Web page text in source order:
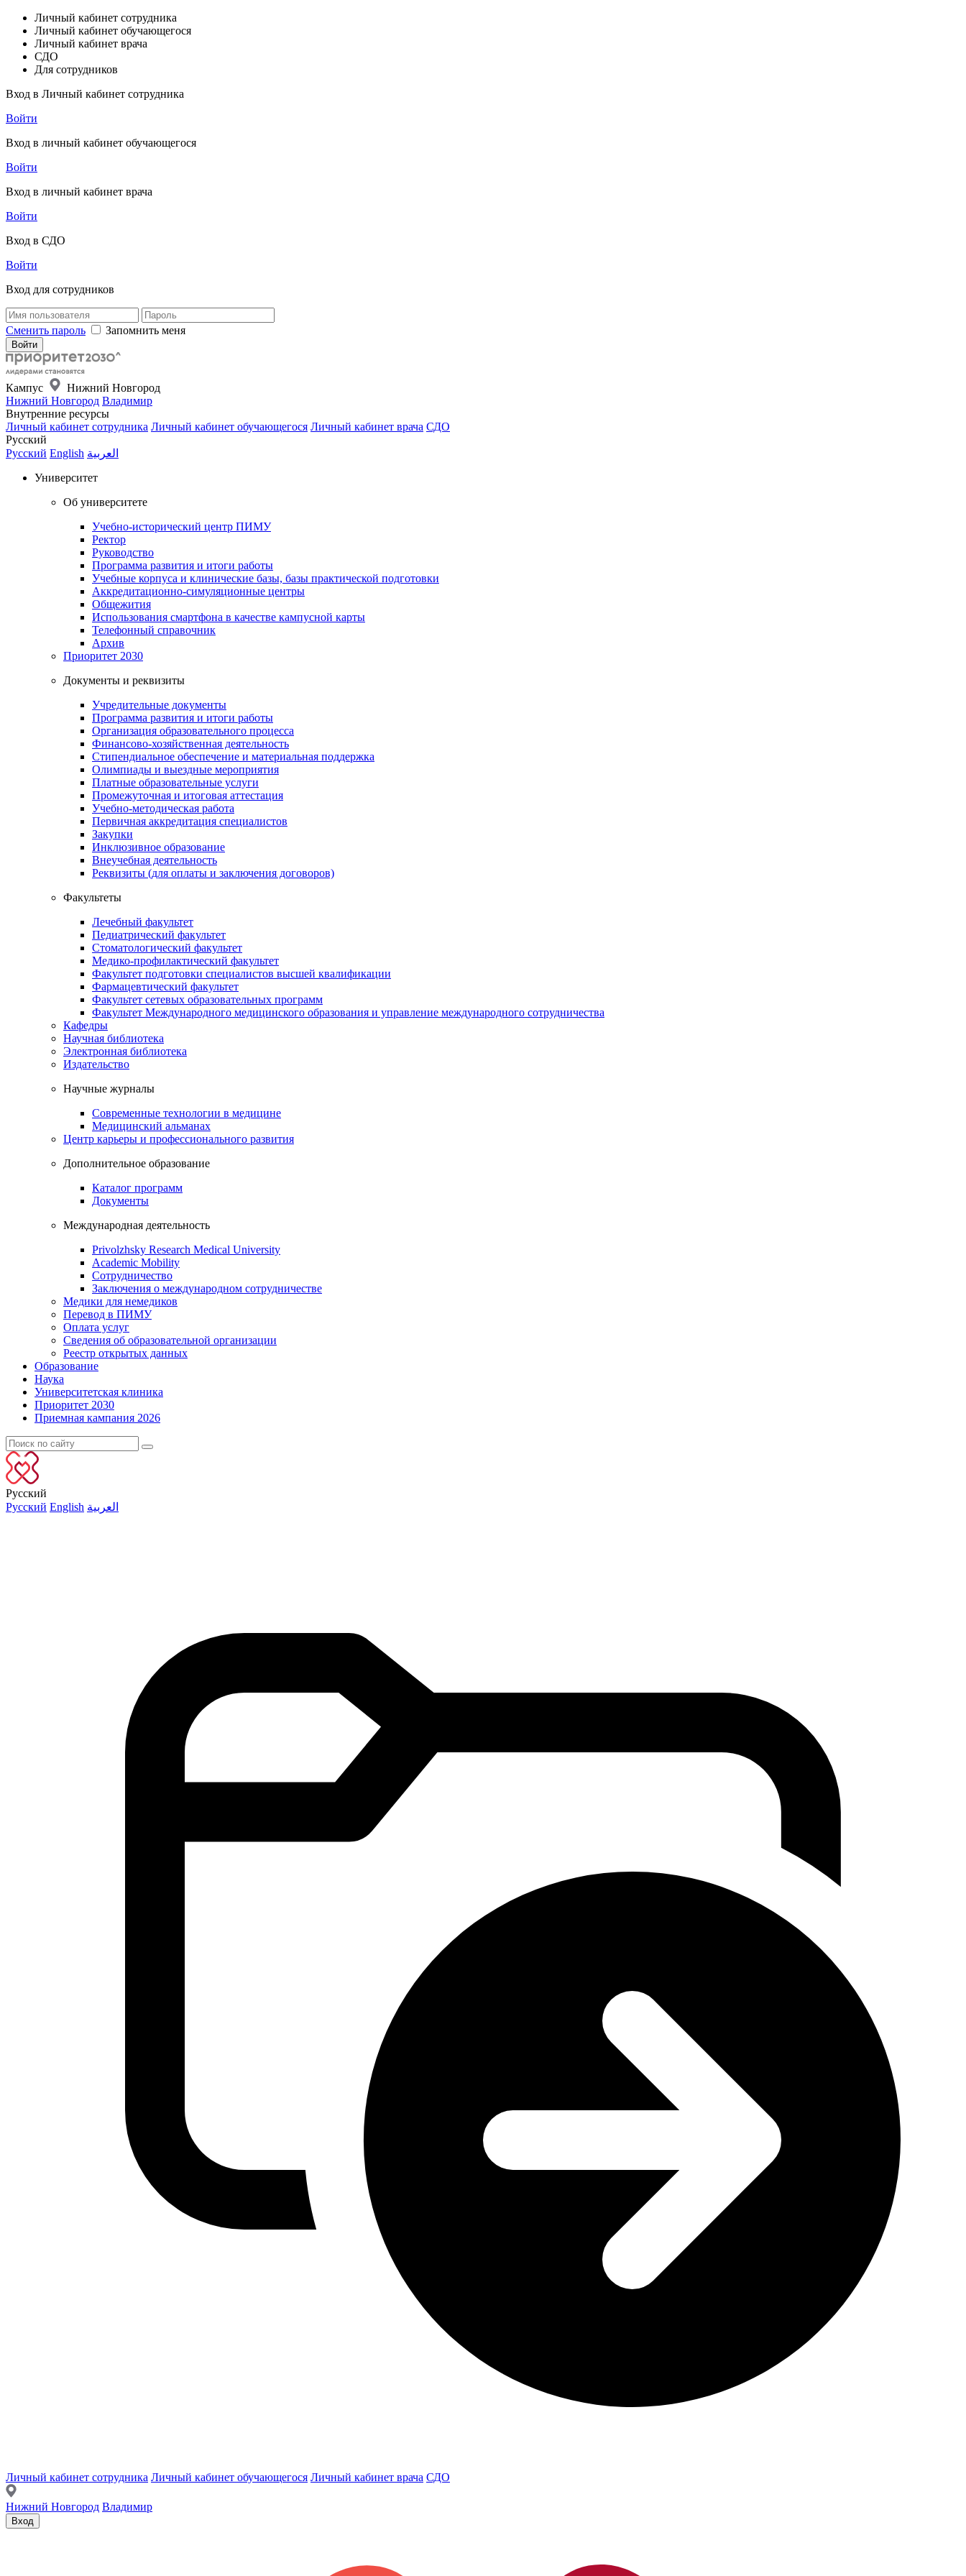
Личный кабинет сотрудника
Личный кабинет обучающегося
Личный кабинет врача
СДО
Для сотрудников
Вход в Личный кабинет сотрудника
Войти
Вход в личный кабинет обучающегося
Войти
Вход в личный кабинет врача
Войти
Вход в СДО
Войти
Вход для сотрудников
Сменить пароль Запомнить меня
Кампус
Нижний Новгород
Нижний Новгород Владимир
Внутренние ресурсы
Личный кабинет сотрудника Личный кабинет обучающегося Личный кабинет врача СДО
Русский
Русский English العربية
Университет
Об университете
Учебно-исторический центр ПИМУ
Ректор
Руководство
Программа развития и итоги работы
Учебные корпуса и клинические базы, базы практической подготовки
Аккредитационно-симуляционные центры
Общежития
Использования смартфона в качестве кампусной карты
Телефонный справочник
Архив
Приоритет 2030
Документы и реквизиты
Учредительные документы
Программа развития и итоги работы
Организация образовательного процесса
Финансово-хозяйственная деятельность
Стипендиальное обеспечение и материальная поддержка
Олимпиады и выездные мероприятия
Платные образовательные услуги
Промежуточная и итоговая аттестация
Учебно-методическая работа
Первичная аккредитация специалистов
Закупки
Инклюзивное образование
Внеучебная деятельность
Реквизиты (для оплаты и заключения договоров)
Факультеты
Лечебный факультет
Педиатрический факультет
Стоматологический факультет
Медико-профилактический факультет
Факультет подготовки специалистов высшей квалификации
Фармацевтический факультет
Факультет сетевых образовательных программ
Факультет Международного медицинского образования и управление международного сотрудничества
Кафедры
Научная библиотека
Электронная библиотека
Издательство
Научные журналы
Современные технологии в медицине
Медицинский альманах
Центр карьеры и профессионального развития
Дополнительное образование
Каталог программ
Документы
Международная деятельность
Privolzhsky Research Medical University
Academic Mobility
Сотрудничество
Заключения о международном сотрудничестве
Медики для немедиков
Перевод в ПИМУ
Оплата услуг
Сведения об образовательной организации
Реестр открытых данных
Образование
Наука
Университетская клиника
Приоритет 2030
Приемная кампания 2026
Русский
Русский English العربية
Личный кабинет сотрудника Личный кабинет обучающегося Личный кабинет врача СДО
Нижний Новгород Владимир
Вход